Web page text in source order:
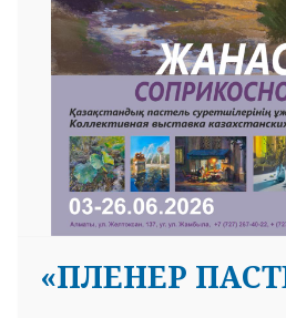
«ПЛЕНЕР